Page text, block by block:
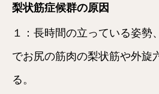
梨状筋症候群の原因
１：長時間の立っている姿勢
でお尻の筋肉の梨状筋や外旋
る。